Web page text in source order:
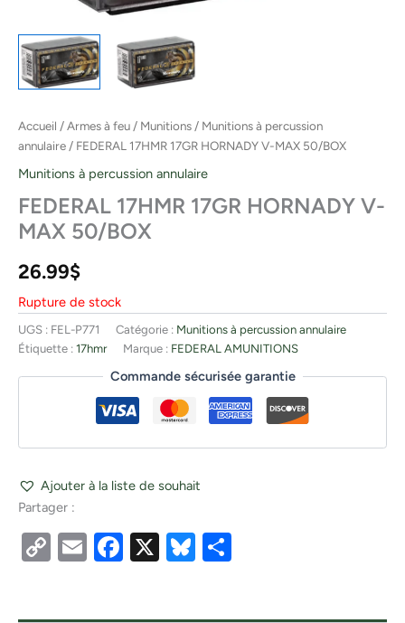
Accueil /Armes à feu / Munitions / Munitions à percussion
annulaire / FEDERAL 17HMR 17GR HORNADY V-MAX 50/BOX
Munitions à percussion annulaire
FEDERAL 17HMR 17GR HORNADY V-
MAX 50/BOX
26.99$
Rupture de stock
UGS : FEL-P771 Catégorie : Munitions à percussion annulaire
Étiquette : 17hmr Marque : FEDERAL AMUNITIONS
Commande sécurisée garantie
Ajouter à la liste de souhait
Partager :
CopyEmailFacebook
X Bluesky